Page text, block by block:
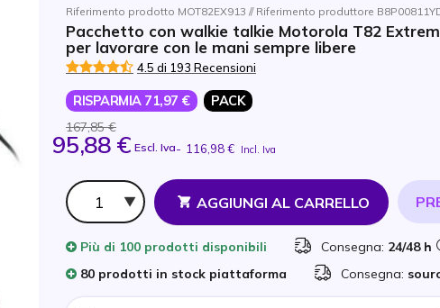
Riferimento prodotto MOT82EX913 // Riferimento produttore
Pacchetto con walkie talkie Motorola T82
per lavorare con le mani sempre libere
4.5 di 193 Recensioni
RISPARMIA 71,97 € PACK
167,85 €
95,88 € Escl. Iva- 116,98 € Incl. Iva
Qtà
AGGIUNGI AL CARRELLO
Più di 100 prodotti disponibili Consegna: 24/48 h
80 prodotti in stock piattaforma
Consegna: